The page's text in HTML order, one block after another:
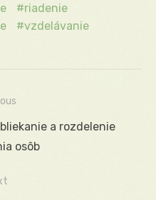
riadenie
vzdelávanie
a rozdelenie
osôb